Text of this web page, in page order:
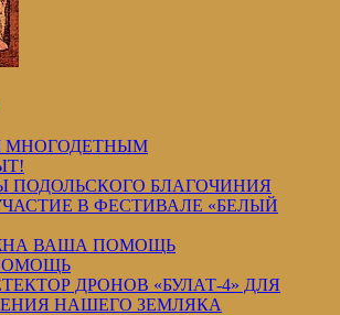
МНОГОДЕТНЫМ
ПОДОЛЬСКОГО БЛАГОЧИНИЯ
В ФЕСТИВАЛЕ «БЕЛЫЙ
ВАША ПОМОЩЬ
ДРОНОВ «БУЛАТ-4» ДЛЯ
НАШЕГО ЗЕМЛЯКА